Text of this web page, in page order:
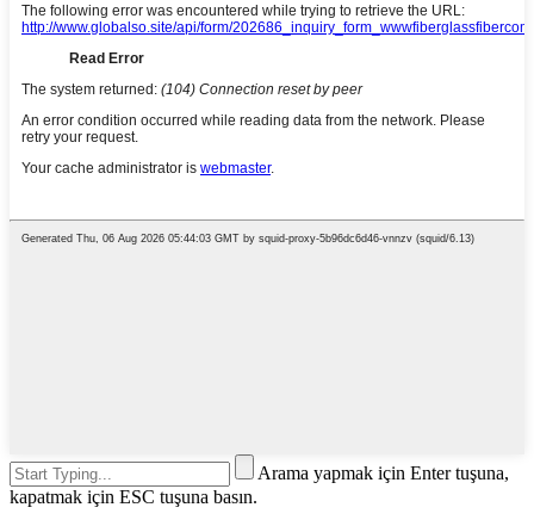
Arama yapmak için Enter tuşuna,
kapatmak için ESC tuşuna basın.